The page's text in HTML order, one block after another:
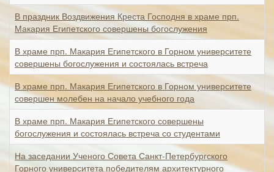
В праздник Воздвижения Креста Господня в храме прп.
Макария Египетского совершены богослужения
В храме прп. Макария Египетского в Горном университете
совершены богослужения и состоялась встреча
В храме прп. Макария Египетского в Горном университете
совершен молебен на начало учебного года
В храме прп. Макария Египетского совершены
богослужения и состоялась встреча со студентами
На заседании Ученого Совета Санкт-Петербургского
Горного университета победителям архитектурного